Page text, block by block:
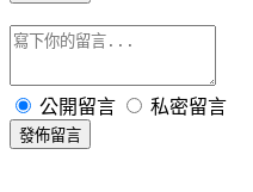
公開留言 私密留言
發佈留言